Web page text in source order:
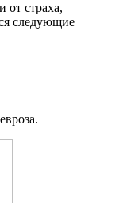
от страха,
следующие